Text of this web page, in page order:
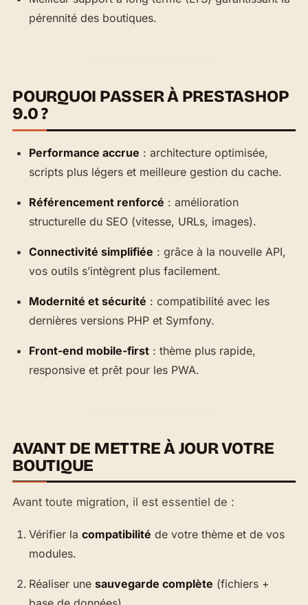
pérennité des boutiques.
POURQUOI PASSER À PRESTASHOP
9.0 ?
Performance accrue : architecture optimisée,
scripts plus légers et meilleure gestion du cache.
Référencement renforcé : amélioration
structurelle du SEO (vitesse, URLs, images).
Connectivité simplifiée : grâce à la nouvelle API,
vos outils s’intègrent plus facilement.
Modernité et sécurité : compatibilité avec les
dernières versions PHP et Symfony.
Front-end mobile-first : thème plus rapide,
responsive et prêt pour les PWA.
AVANT DE METTRE À JOUR VOTRE
BOUTIQUE
Avant toute migration, il est essentiel de :
Vérifier la compatibilité de votre thème et de vos
modules.
Réaliser une sauvegarde complète (fichiers +